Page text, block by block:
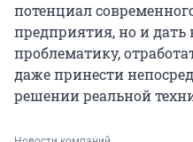
потенциал
предприятия, но и дать
проблематику,
даже принести
решении реальной